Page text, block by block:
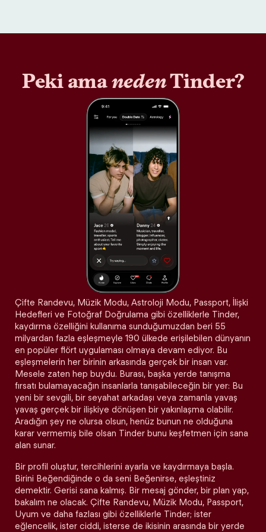
Peki amanedenTinder?
Çifte Randevu, Müzik Modu, Astroloji Modu, Passport, İlişki
Hedefleri ve Fotoğraf Doğrulama gibi özelliklerle Tinder,
kaydırma özelliğini kullanıma sunduğumuzdan beri 55
milyardan fazla eşleşmeyle 190 ülkede erişilebilen dünyanın
en popüler flört uygulaması olmaya devam ediyor. Bu
eşleşmelerin her birinin arkasında gerçek bir insan var.
Mesele zaten hep buydu. Burası, başka yerde tanışma
fırsatı bulamayacağın insanlarla tanışabileceğin bir yer: Bu
yeni bir sevgili, bir seyahat arkadaşı veya zamanla yavaş
yavaş gerçek bir ilişkiye dönüşen bir yakınlaşma olabilir.
Aradığın şey ne olursa olsun, henüz bunun ne olduğuna
karar vermemiş bile olsan Tinder bunu keşfetmen için sana
alan sunar.
Bir profil oluştur, tercihlerini ayarla ve kaydırmaya başla.
Birini Beğendiğinde o da seni Beğenirse, eşleştiniz
demektir. Gerisi sana kalmış. Bir mesaj gönder, bir plan yap,
bakalım ne olacak. Çifte Randevu, Müzik Modu, Passport,
Uyum ve daha fazlası gibi özelliklerle Tinder; ister
eğlencelik, ister ciddi, isterse de ikisinin arasında bir yerde